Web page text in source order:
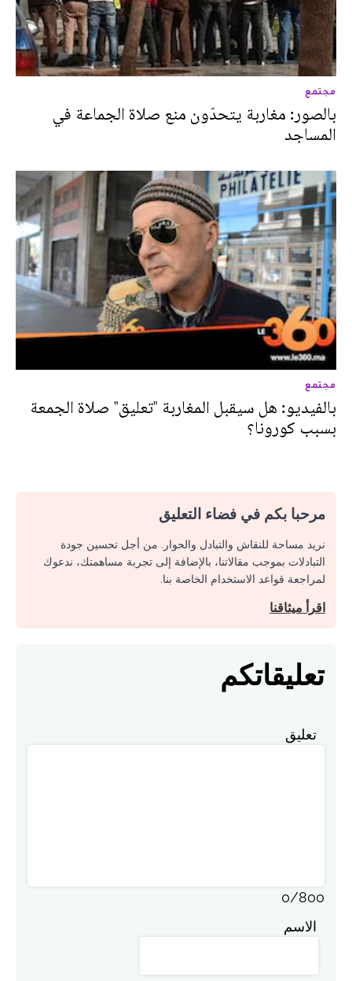
مجتمع
بالصور: مغاربة يتحدّون منع صلاة الجماعة في
المساجد
مجتمع
بالفيديو: هل سيقبل المغاربة "تعليق" صلاة الجمعة
بسبب كورونا؟
مرحبا بكم في فضاء التعليق
نريد مساحة للنقاش والتبادل والحوار. من أجل تحسين جودة
التبادلات بموجب مقالاتنا، بالإضافة إلى تجربة مساهمتك، ندعوك
لمراجعة قواعد الاستخدام الخاصة بنا.
اقرأ ميثاقنا
تعليقاتكم
تعليق
0/800
الاسم